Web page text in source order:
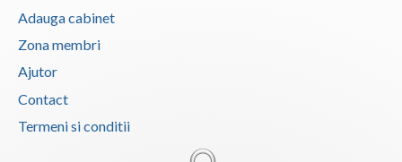
Tulcea
Valcea
Adauga cabinet
Zona membri
Ajutor
Contact
Termeni si conditii